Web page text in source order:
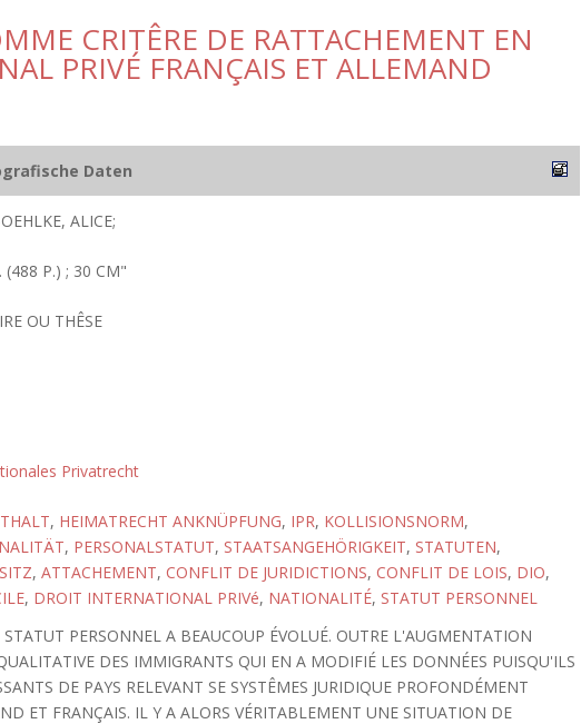
CRITÊRE DE RATTACHEMENT EN
PRIVÉ FRANÇAIS ET ALLEMAND
Daten
ALICE;
(488 P.) ; 30 CM"
OU THÊSE
Privatrecht
, HEIMATRECHT ANKNÜPFUNG, IPR, KOLLISIONSNORM,
, PERSONALSTATUT, STAATSANGEHÖRIGKEIT, STATUTEN,
, ATTACHEMENT, CONFLIT DE JURIDICTIONS, CONFLIT DE LOIS, DIO,
, DROIT INTERNATIONAL PRIVé, NATIONALITÉ, STATUT PERSONNEL
PERSONNEL A BEAUCOUP ÉVOLUÉ. OUTRE L'AUGMENTATION
DES IMMIGRANTS QUI EN A MODIFIÉ LES DONNÉES PUISQU'ILS
DE PAYS RELEVANT SE SYSTÊMES JURIDIQUE PROFONDÉMENT
ET FRANÇAIS. IL Y A ALORS VÉRITABLEMENT UNE SITUATION DE